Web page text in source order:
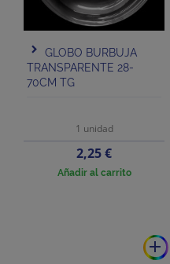
GLOBO BURBUJA
TRANSPARENTE 28-
70CM TG
1 unidad
Precio
2,25 €
Añadir al carrito
add